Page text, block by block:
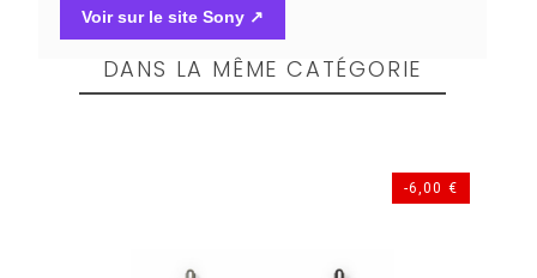
Voir sur le site Sony ↗
DANS LA MÊME CATÉGORIE
-6,00 €